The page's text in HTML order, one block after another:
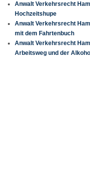
Anwalt Verkehrsrecht
Hochzeitshupe
Anwalt Verkehrsrecht
mit dem Fahrtenbuch
Anwalt Verkehrsrecht
Arbeitsweg und der Alkohol